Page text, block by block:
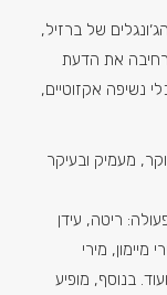
של ברזיל,
את הדעת
נשיפה אקזוטיים,
מעמיק ובעיקר
ריטה, עידן
מיימון, מירי
בנוסף, מופיע